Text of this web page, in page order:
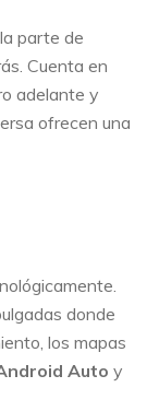
parte de
Cuenta en
adelante y
ofrecen una
donde
los mapas
Auto y